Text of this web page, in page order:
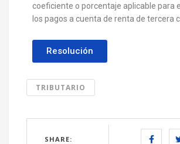
coeficiente o porcentaje aplicable para
los pagos a cuenta de renta de tercera
Resolución
TRIBUTARIO
SHARE: